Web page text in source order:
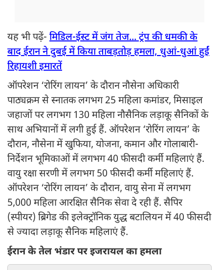
यह भी पढ़ें- मिडिल-ईस्ट में जंग तेज... ट्रंप की धमकी के
बाद ईरान ने दुबई में किया ताबड़तोड़ हमला, धुआं-धुआं हुईं
रिहायशी इमारतें
ऑपरेशन ‘रोरिंग लायन’ के दौरान नौसेना अधिकारी
पाठ्यक्रम से स्नातक लगभग 25 महिला कमांडर, मिसाइल
जहाजों पर लगभग 130 महिला नौसैनिक लड़ाकू सैनिकों के
साथ अभियानों में लगी हुई हैं. ऑपरेशन ‘रोरिंग लायन’ के
दौरान, नौसेना में खुफिया, योजना, कमान और गोलाबारी-
निर्देशन भूमिकाओं में लगभग 40 फीसदी कर्मी महिलाएं हैं.
वायु रक्षा सरणी में लगभग 50 फीसदी कर्मी महिलाएं हैं.
ऑपरेशन ‘रोरिंग लायन’ के दौरान, वायु सेना में लगभग
5,000 महिला आरक्षित सैनिक सेवा दे रही हैं. सैपिर
(स्पीयर) ब्रिगेड की इलेक्ट्रॉनिक युद्ध बटालियन में 40 फीसदी
से ज्यादा लड़ाकू सैनिक महिलाएं हैं.
ईरान के तेल भंडार पर इजरायल का हमला